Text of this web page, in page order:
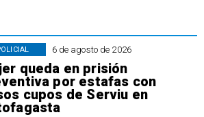
6 de agosto de 2026
queda en prisión
por estafas con
cupos de Serviu en